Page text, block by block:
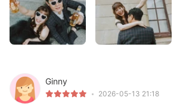
Ginny
2026-05-13 21:18